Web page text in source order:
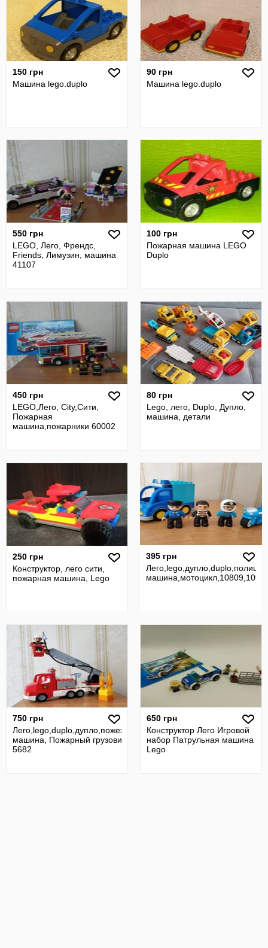
150 грн
Машина lego.duplo
90 грн
Машина lego.duplo
550 грн
LEGO, Лего, Френдс,
Friends, Лимузин, машина
41107
100 грн
Пожарная машина LEGO
Duplo
450 грн
LEGO,Лего, City,Сити,
Пожарная
машина,пожарники 60002
80 грн
Lego, лего, Duplo, Дупло,
машина, детали
250 грн
Конструктор, лего сити,
пожарная машина, Lego
395 грн
750 грн
Лего,lego,duplo,дупло,пожежна
машина, Пожарный грузовик
5682
650 грн
Конструктор Лего Игровой
набор Патрульная машина
Lego